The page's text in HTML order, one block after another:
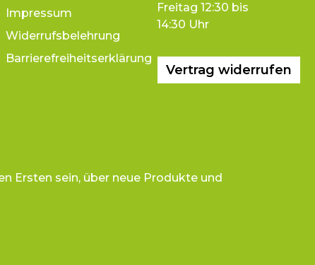
Impressum
Widerrufsbelehrung
Barrierefreiheitserklärung
Freitag 12:30 bis
14:30 Uhr
Vertrag widerrufen
Ersten sein, über neue Produkte und